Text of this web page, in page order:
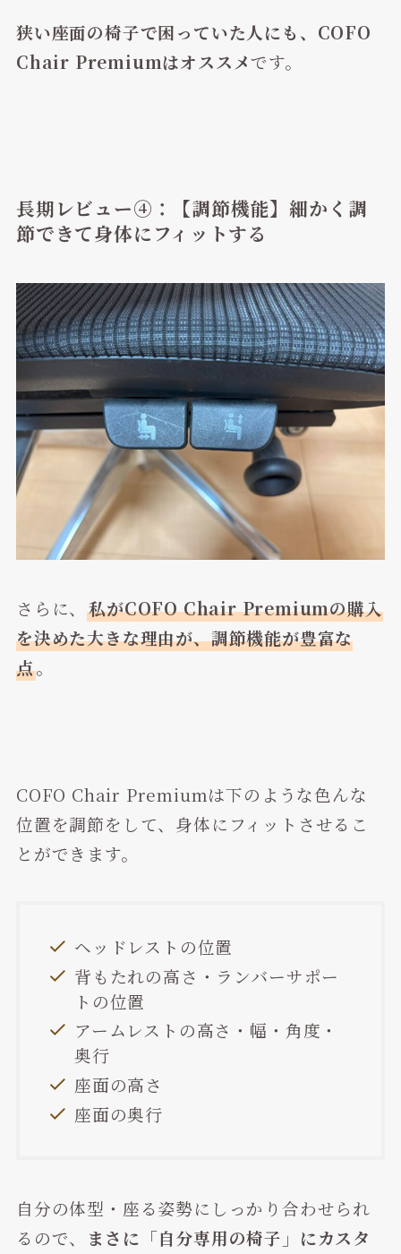
狭い座面の椅子で困っていた人にも、COFO
Chair Premiumはオススメです。
長期レビュー④：【調節機能】細かく調
節できて身体にフィットする
さらに、私がCOFO Chair Premiumの購入
を決めた大きな理由が、調節機能が豊富な
点。
COFO Chair Premiumは下のような色んな
位置を調節をして、身体にフィットさせるこ
とができます。
ヘッドレストの位置
背もたれの高さ・ランバーサポー
トの位置
アームレストの高さ・幅・角度・
奥行
座面の高さ
座面の奥行
自分の体型・座る姿勢にしっかり合わせられ
るので、
まさに「自分専用の椅子」にカスタ